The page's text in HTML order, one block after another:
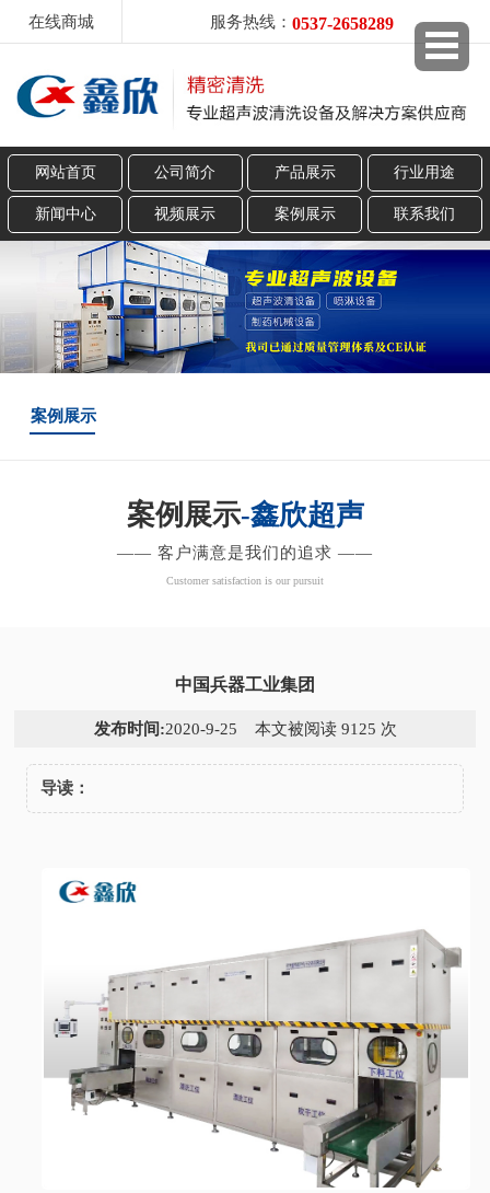
在线商城 服务热线： 0537-2658289
网站首页 公司简介 产品展示 行业用途
新闻中心 视频展示 案例展示 联系我们
案例展示
案例展示-鑫欣超声
—— 客户满意是我们的追求 ——
Customer satisfaction is our pursuit
中国兵器工业集团
发布时间:2020-9-25 本文被阅读 9125 次
导读：